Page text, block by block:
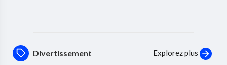
Divertissement Explorez plus